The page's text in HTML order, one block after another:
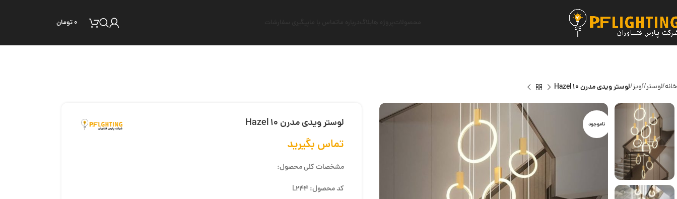
۰تومان
خانه لوستر آویز لوستر ویدی مدرن Hazel 10
ناموجود لوستر ویدی مدرن Hazel 10
تماس بگیرید
مشخصات کلی محصول:
کد محصول: L244